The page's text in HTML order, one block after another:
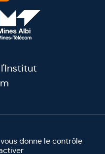
donne le contrôle
facebook
instagram